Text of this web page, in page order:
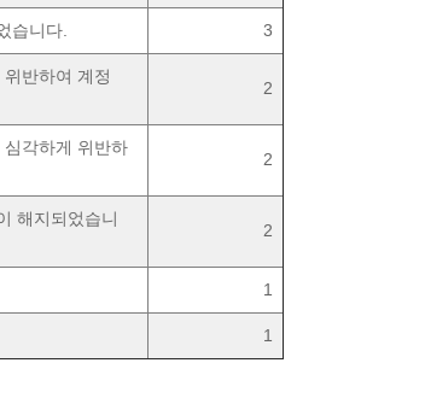
습니다. 3
반하여 계정
2
각하게 위반하
2
해지되었습니
2
1
1